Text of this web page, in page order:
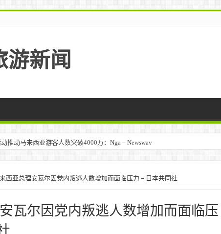
游新闻
推动马来西亚游客人数突破4000万：Nga – Newswav
西亚总理安瓦尔因党内叛逃人数增加而面临压力 – 日本共同社
瓦尔因党内叛逃人数增加而面临压